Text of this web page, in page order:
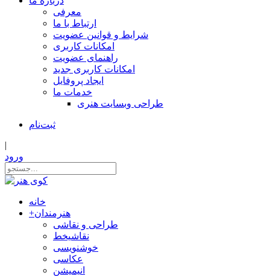
معرفی
ارتباط با ما
شرایط و قوانین عضویت
امکانات کاربری
راهنمای عضویت
امکانات کاربری جدید
ایجاد پروفایل
خدمات ما
طراحی وبسایت هنری
ثبت‌نام
|
ورود
خانه
+هنرمندان
طراحی و نقاشی
نقاشیخط
خوشنویسی
عکاسی
انیمیشن